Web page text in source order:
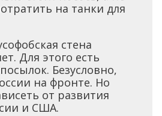
на танки для
стена
Для этого есть
Безусловно,
на фронте. Но
от развития
и США.